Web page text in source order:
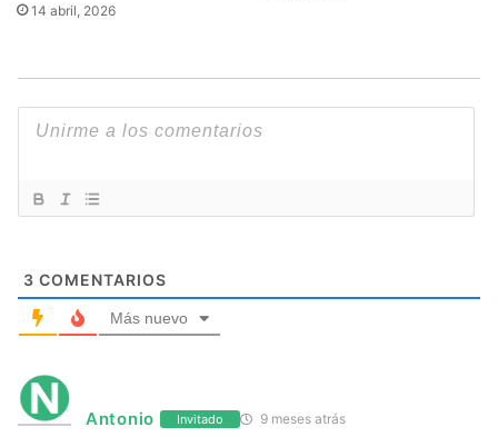
14 abril, 2026
3 COMENTARIOS
Más nuevo
Antonio Invitado 9 meses atrás